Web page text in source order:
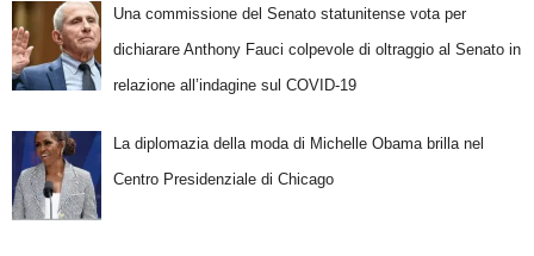
Una commissione del Senato statunitense vota per
dichiarare Anthony Fauci colpevole di oltraggio al Senato in
relazione all’indagine sul COVID-19
La diplomazia della moda di Michelle Obama brilla nel
Centro Presidenziale di Chicago